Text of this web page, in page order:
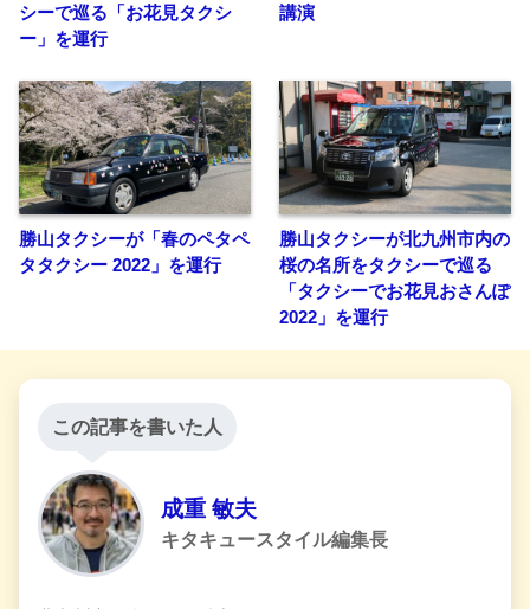
シーで巡る「お花見タクシ
ー」を運行
講演
勝山タクシーが「春のペタペ
タタクシー 2022」を運行
勝山タクシーが北九州市内の
桜の名所をタクシーで巡る
「タクシーでお花見おさんぽ
2022」を運行
この記事を書いた人
成重 敏夫
キタキュースタイル編集長